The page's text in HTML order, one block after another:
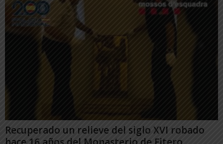
Recuperado un relieve del siglo XVI robado